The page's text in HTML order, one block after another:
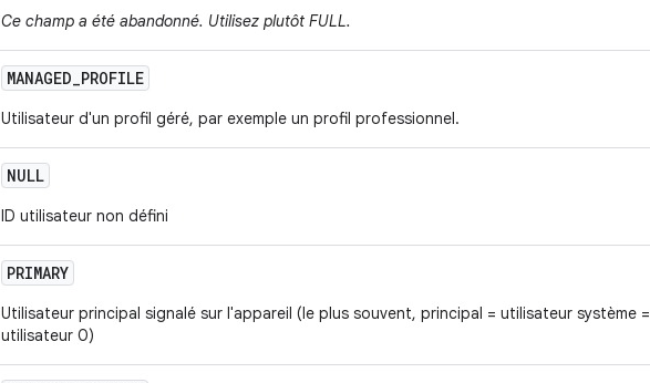
Ce champ a été abandonné. Utilisez plutôt FULL.
MANAGED_PROFILE
Utilisateur d'un profil géré, par exemple un profil professionnel.
NULL
ID utilisateur non défini
PRIMARY
Utilisateur principal signalé sur l'appareil (le plus souvent, principal = utilisateur système =
utilisateur 0)